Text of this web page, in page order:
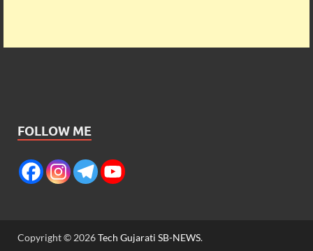
FOLLOW ME
Copyright © 2026Tech Gujarati SB-NEWS.